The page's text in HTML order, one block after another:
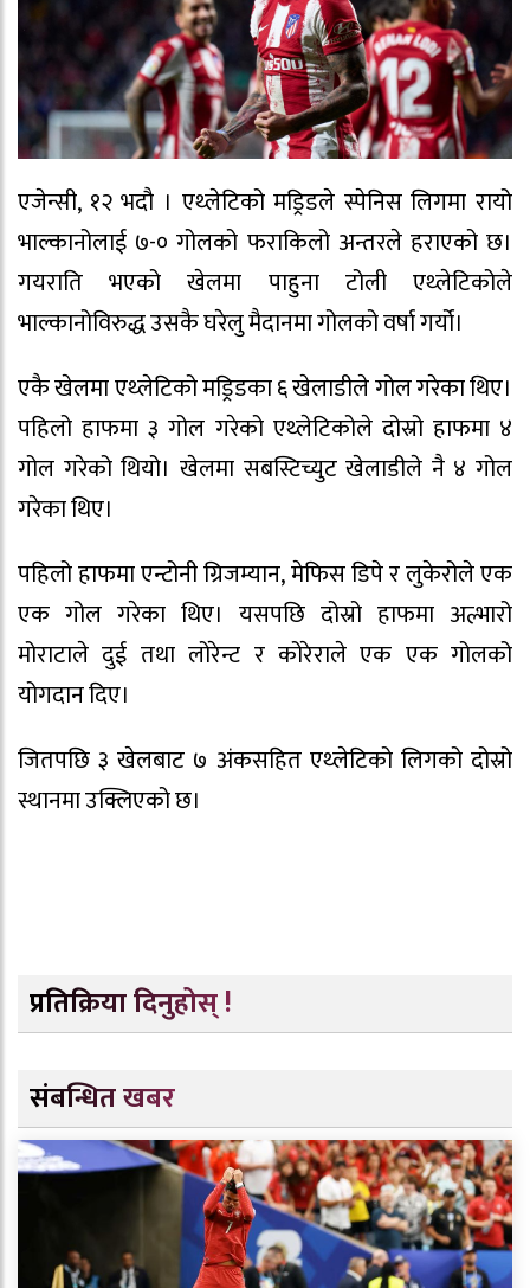
एजेन्सी, १२ भदौ । एथ्लेटिको मड्रिडले स्पेनिस लिगमा रायो
भाल्कानोलाई ७-० गोलको फराकिलो अन्तरले हराएको छ।
गयराति भएको खेलमा पाहुना टोली एथ्लेटिकोले
भाल्कानोविरुद्ध उसकै घरेलु मैदानमा गोलको वर्षा गर्यो।
एकै खेलमा एथ्लेटिको मड्रिडका ६ खेलाडीले गोल गरेका थिए।
पहिलो हाफमा ३ गोल गरेको एथ्लेटिकोले दोस्रो हाफमा ४
गोल गरेको थियो। खेलमा सबस्टिच्युट खेलाडीले नै ४ गोल
गरेका थिए।
पहिलो हाफमा एन्टोनी ग्रिजम्यान, मेफिस डिपे र लुकेरोले एक
एक गोल गरेका थिए। यसपछि दोस्रो हाफमा अल्भारो
मोराटाले दुई तथा लोरेन्ट र कोरेराले ​​​​​​​एक एक गोलको
योगदान दिए।
जितपछि ३ खेलबाट ७ अंकसहित एथ्लेटिको लिगको दोस्रो
स्थानमा उक्लिएको छ।
प्रतिक्रिया दिनुहोस् !
संबन्धित खबर